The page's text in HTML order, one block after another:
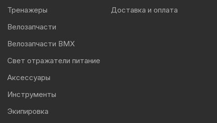
Тренажеры
Велозапчасти
Велозапчасти BMX
Свет отражатели питание
Аксессуары
Инструменты
Экипировка
Доставка и оплата